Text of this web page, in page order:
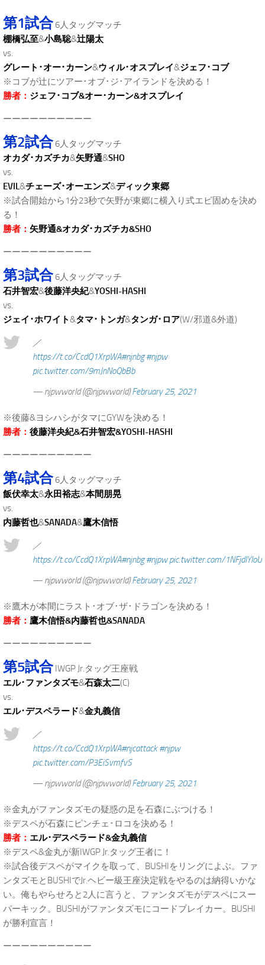
第1試合6人タッグマッチ
棚橋弘至&小島聡&辻陽太
vs.
グレート･オー･カーン&ウィル･オスプレイ&ジェフ･コブ
※コブが辻にツアー･オブ･ジ･アイランドを決める！
勝者： ジェフ･コブ&オー･カーン&オスプレイ
ーーーーーーーーーー
第2試合6人タッグマッチ
オカダ･カズチカ&矢野通&SHO
vs.
EVIL &チェーズ･オーエンズ&ディック東郷
※試合開始から1分23秒で矢野が東郷に横入り式エビ固めを決め
る！
勝者： 矢野通&オカダ･カズチカ&SHO
ーーーーーーーーーー
第3試合6人タッグマッチ
石井智宏&後藤洋央紀&YOSHI-HASHI
vs.
ジェイ･ホワイト&タマ･トンガ&タンガ･ロア(W/邪道&外道)
／
https://t.co/CcdQ1XrpWA#njnbg #njpw
pic.twitter.com/9mJnNoQbBb
— njpwworld (@njpwworld)February 25, 2021
※後藤&ヨシハシがタマにGYWを決める！
勝者： 後藤洋央紀&石井智宏&YOSHI-HASHI
ーーーーーーーーーー
第4試合6人タッグマッチ
飯伏幸太&永田裕志&本間朋晃
vs.
内藤哲也&SANADA&鷹木信悟
／
https://t.co/CcdQ1XrpWA#njnbg #njpw pic.twitter.com/1NFjdIYIoU
— njpwworld (@njpwworld)February 25, 2021
※鷹木が本間にラスト･オブ･ザ･ドラゴンを決める！
勝者： 鷹木信悟&内藤哲也&SANADA
ーーーーーーーーーー
第5試合IWGP Jr.タッグ王座戦
エル･ファンタズモ&石森太二(C)
vs.
エル･デスペラード&金丸義信
／
https://t.co/CcdQ1XrpWA#njcattack #njpw
pic.twitter.com/P3EiSvmfvS
— njpwworld (@njpwworld)February 25, 2021
※金丸がファンタズモの疑惑の足を石森にぶつける！
※デスペが石森にピンチェ･ロコを決める！
勝者： エル･デスペラード&金丸義信
※デスペ&金丸が新IWGP Jr.タッグ王者に！
※試合後デスペがマイクを取って、BUSHIをリングによぶ。ファ
ンタズモとBUSHIでJr.ヘビー級王座決定戦をやるのは納得いかな
い。俺もやらせろと2人に言うと、ファンタズモがデスペにスー
パーキック。BUSHIがファンタズモにコードブレイカー。BUSHI
が勝利宣言！
ーーーーーーーーーー